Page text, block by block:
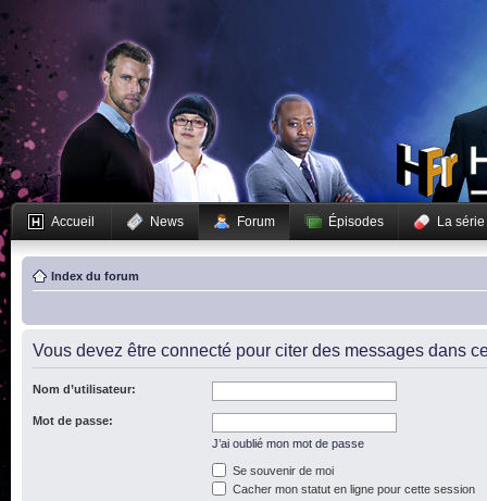
Accueil News Forum Épisodes La série
Index du forum
Vous devez être connecté pour citer des messages dans
Nom d’utilisateur:
Mot de passe:
J’ai oublié mon mot de passe
Se souvenir de moi
Cacher mon statut en ligne pour cette session